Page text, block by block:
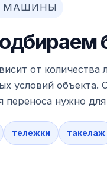
МАШИНЫ
от количества
условий объекта.
переноса нужно
тележки такелаж